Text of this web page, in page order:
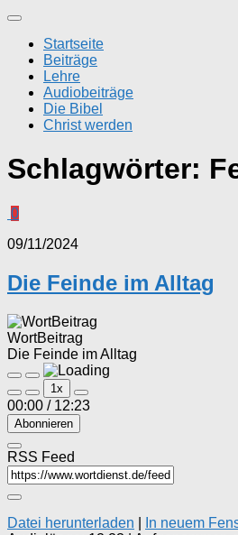
Startseite
Beiträge
Lehre
Audiobeiträge
Die Bibel
Christ werden
Schlagwörter:
0
09/11/2024
Die Feinde im Alltag
WortBeitrag
Die Feinde im Alltag
Play
Episode
Pause
Episode
1x
00:00 / 12:23
Abonnieren
RSS Feed
Datei herunterladen In neuem